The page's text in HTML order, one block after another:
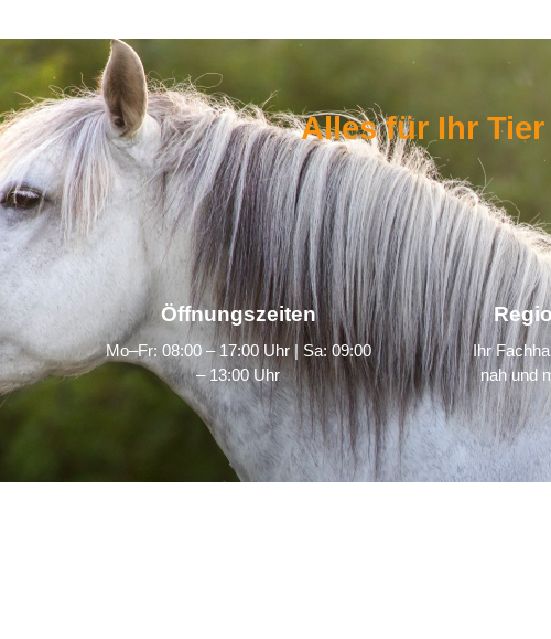
Alles für Ihr Tier
Öffnungszeiten
Mo–Fr: 08:00 – 17:00 Uhr | Sa: 09:00
– 13:00 Uhr
Ihr
nah und